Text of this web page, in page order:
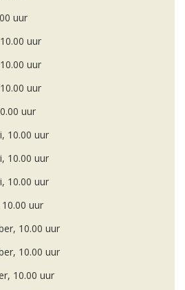
uur
uur
uur
uur
uur
10.00 uur
10.00 uur
10.00 uur
uur
10.00 uur
10.00 uur
10.00 uur